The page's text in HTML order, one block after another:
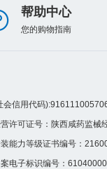
帮助中心
您的购物指南
会信用代码
许可证号：陕西咸药监械
能力等级证书编号：
电子标识编号：